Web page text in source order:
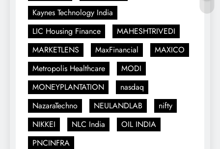
Kaynes Technology India
LIC Housing Finance
MAHESHTRIVEDI
MARKETLENS
MaxFinancial
MAXICO
Metropolis Healthcare
MODI
MONEYPLANTATION
nasdaq
NazaraTechno
NEULANDLAB
nifty
NIKKEI
NLC India
OIL INDIA
PNCINFRA